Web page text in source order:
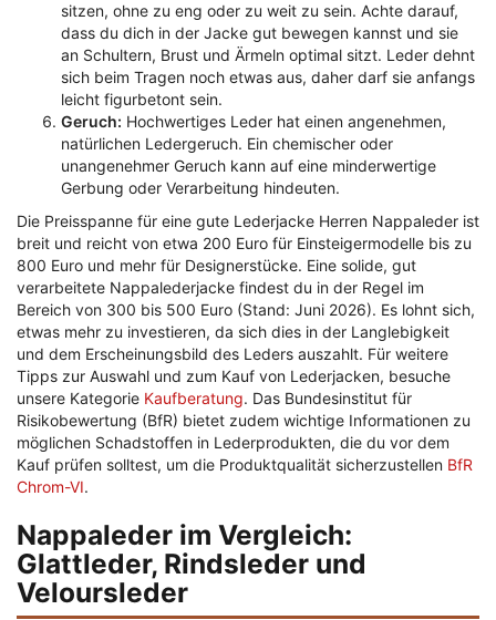
sitzen, ohne zu eng oder zu weit zu sein. Achte darauf,
dass du dich in der Jacke gut bewegen kannst und sie
an Schultern, Brust und Ärmeln optimal sitzt. Leder dehnt
sich beim Tragen noch etwas aus, daher darf sie anfangs
leicht figurbetont sein.
Geruch: Hochwertiges Leder hat einen angenehmen,
natürlichen Ledergeruch. Ein chemischer oder
unangenehmer Geruch kann auf eine minderwertige
Gerbung oder Verarbeitung hindeuten.
Die Preisspanne für eine gute Lederjacke Herren Nappaleder ist
breit und reicht von etwa 200 Euro für Einsteigermodelle bis zu
800 Euro und mehr für Designerstücke. Eine solide, gut
verarbeitete Nappalederjacke findest du in der Regel im
Bereich von 300 bis 500 Euro (Stand: Juni 2026). Es lohnt sich,
etwas mehr zu investieren, da sich dies in der Langlebigkeit
und dem Erscheinungsbild des Leders auszahlt. Für weitere
Tipps zur Auswahl und zum Kauf von Lederjacken, besuche
unsere Kategorie Kaufberatung. Das Bundesinstitut für
Risikobewertung (BfR) bietet zudem wichtige Informationen zu
möglichen Schadstoffen in Lederprodukten, die du vor dem
Kauf prüfen solltest, um die Produktqualität sicherzustellen BfR
Chrom-VI.
Nappaleder im Vergleich:
Glattleder, Rindsleder und
Veloursleder